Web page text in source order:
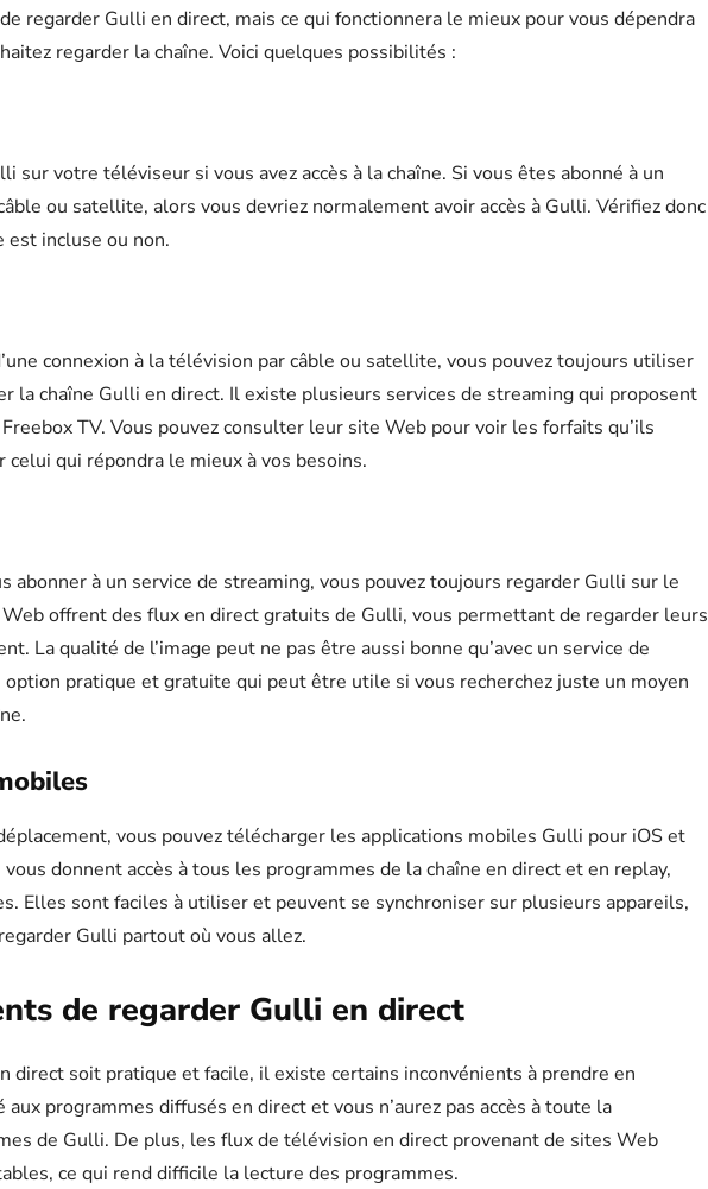
regarder Gulli en direct, mais ce qui fonctionnera le mieux pour vous dépendra
regarder la chaîne. Voici quelques possibilités :
sur votre téléviseur si vous avez accès à la chaîne. Si vous êtes abonné à un
ou satellite, alors vous devriez normalement avoir accès à Gulli. Vérifiez donc
est incluse ou non.
connexion à la télévision par câble ou satellite, vous pouvez toujours utiliser
la chaîne Gulli en direct. Il existe plusieurs services de streaming qui proposent
TV. Vous pouvez consulter leur site Web pour voir les forfaits qu’ils
qui répondra le mieux à vos besoins.
abonner à un service de streaming, vous pouvez toujours regarder Gulli sur le
offrent des flux en direct gratuits de Gulli, vous permettant de regarder leurs
La qualité de l’image peut ne pas être aussi bonne qu’avec un service de
option pratique et gratuite qui peut être utile si vous recherchez juste un moyen
vous pouvez télécharger les applications mobiles Gulli pour iOS et
donnent accès à tous les programmes de la chaîne en direct et en replay,
Elles sont faciles à utiliser et peuvent se synchroniser sur plusieurs appareils,
Gulli partout où vous allez.
de regarder Gulli en direct
direct soit pratique et facile, il existe certains inconvénients à prendre en
programmes diffusés en direct et vous n’aurez pas accès à toute la
de Gulli. De plus, les flux de télévision en direct provenant de sites Web
ce qui rend difficile la lecture des programmes.